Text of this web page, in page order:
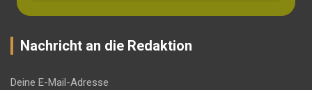
Nachricht an die Redaktion
Deine E-Mail-Adresse